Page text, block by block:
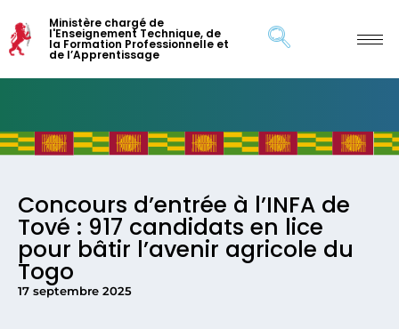
Ministère chargé de
l'Enseignement Technique, de
la Formation Professionnelle et
de l’Apprentissage
Concours d’entrée à l’INFA de
Tové : 917 candidats en lice
pour bâtir l’avenir agricole du
Togo
17 septembre 2025